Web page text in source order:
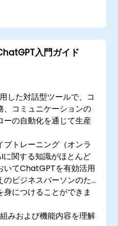
入門ガイド
した対話型ツールで、コ
、コミュニケーションの
ーの自動化を通じて生産
トレーニング（オンラ
関する知識がほとんど
いてChatGPTを有効活用
のビジネスパーソンのた
につけることができま
みおよび機能内容を理解